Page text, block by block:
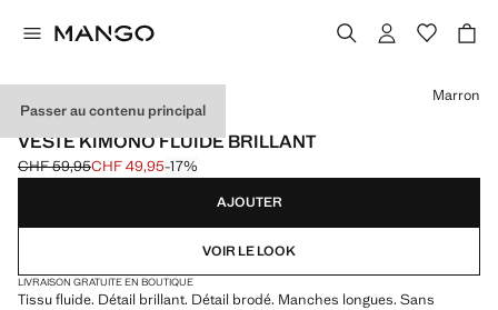
Passer au contenu principal
EVENTS
VESTE KIMONO FLUIDE BRILLANT
Prix initial barré [CHF 59,95 ]
CHF 59,95
Prix actuel [CHF 49,95 ]
CHF 49,95-17%
Choisissez une couleur
Marron
AJOUTER
VOIR LE LOOK
LIVRAISON GRATUITE EN BOUTIQUE
Tissu fluide. Détail brillant. Détail brodé. Manches longues. Sans